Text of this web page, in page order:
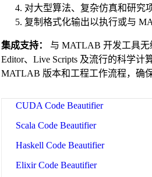
CSV Beautifier
Redis Command Beautifier
Shell Script Beautifier
Batch Script Beautifier
CUDA Code Beautifier
Scala Code Beautifier
Haskell Code Beautifier
Elixir Code Beautifier
对大型算法、复杂仿真和研究
复制格式化输出以执行或与
集成支持：
与 MATLAB 开发工具
Editor、Live Scripts 及流行的科学计
MATLAB 版本和工程工作流程，确